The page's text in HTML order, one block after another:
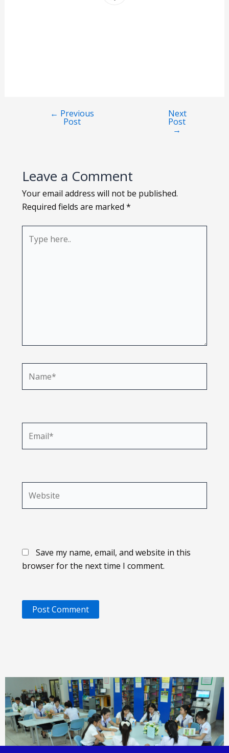
← Previous
Post
Next
Post
→
Leave a Comment
Your email address will not be published.
Required fields are marked *
here..
Save my name, email, and website in this
browser for the next time I comment.